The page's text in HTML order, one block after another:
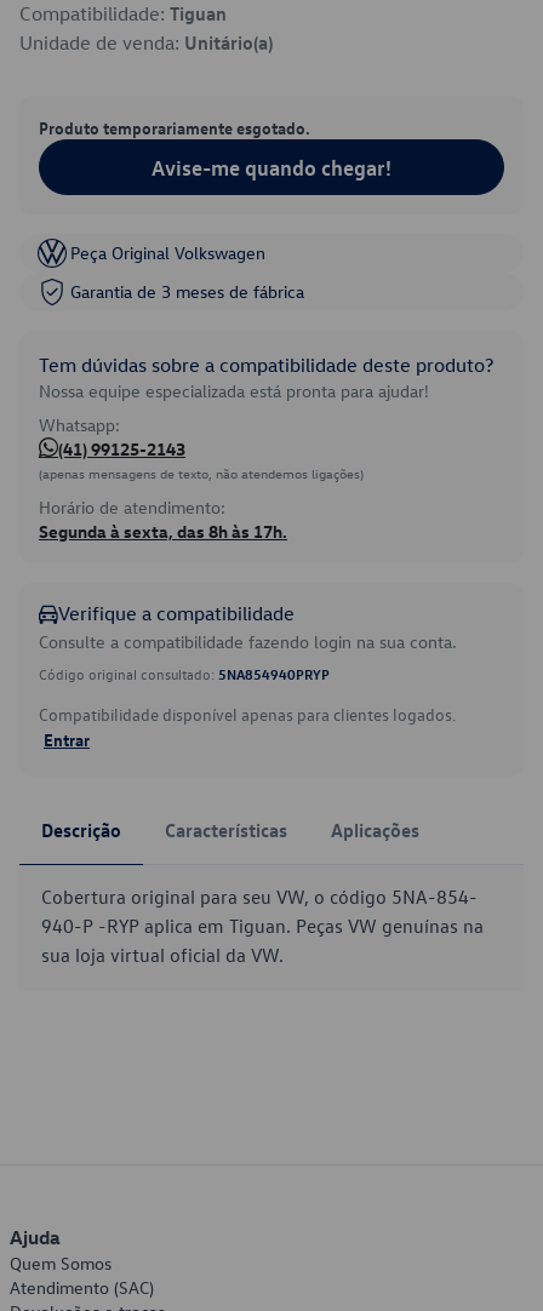
Compatibilidade: Tiguan
Unidade de venda: Unitário(a)
Produto temporariamente esgotado.
Avise-me quando chegar!
Peça Original Volkswagen
Garantia de 3 meses de fábrica
Tem dúvidas sobre a compatibilidade deste produto?
Nossa equipe especializada está pronta para ajudar!
Whatsapp:
(41) 99125-2143
(apenas mensagens de texto, não atendemos ligações)
Horário de atendimento:
Segunda à sexta, das 8h às 17h.
Verifique a compatibilidade
Consulte a compatibilidade fazendo login na sua conta.
Código original consultado: 5NA854940PRYP
Compatibilidade disponível apenas para clientes logados.
Entrar
Descrição Características Aplicações
Cobertura original para seu VW, o código 5NA-854-
940-P -RYP aplica em Tiguan. Peças VW genuínas na
sua loja virtual oficial da VW.
Ajuda
Quem Somos
Atendimento (SAC)